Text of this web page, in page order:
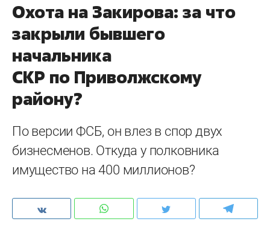
Охота на Закирова: за что
закрыли бывшего
начальника
СКР по Приволжскому
району?
По версии ФСБ, он влез в спор двух
бизнесменов. Откуда у полковника
имущество на 400 миллионов?